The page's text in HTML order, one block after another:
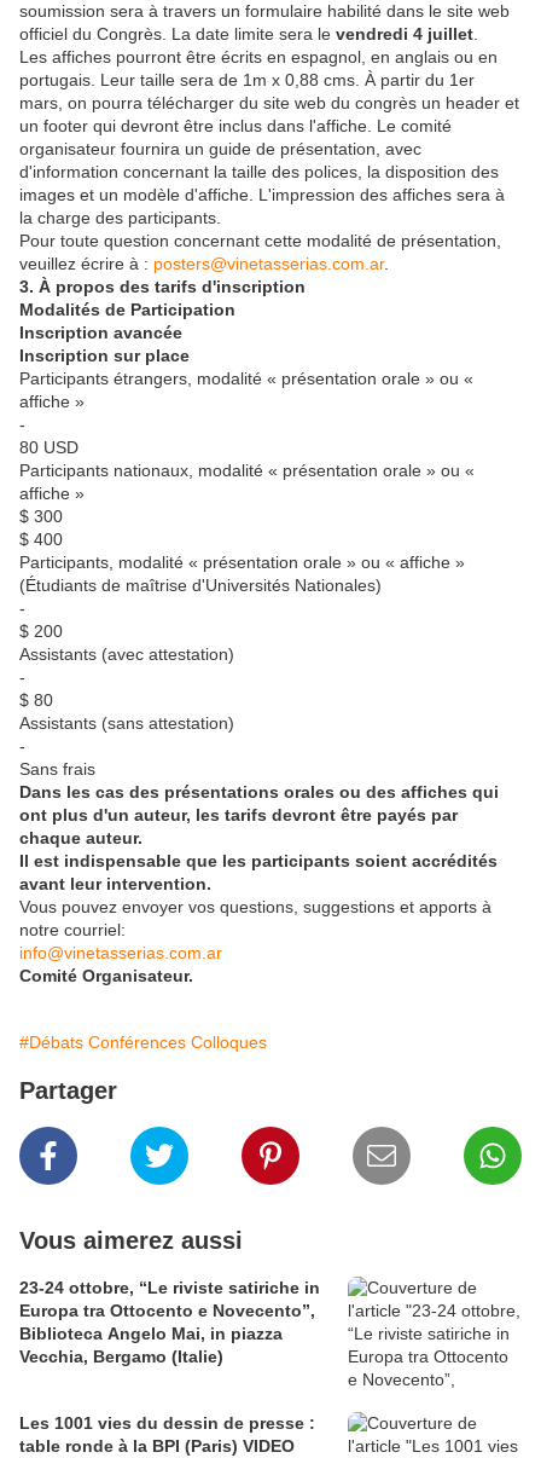
soumission sera à travers un formulaire habilité dans le site web
officiel du Congrès. La date limite sera le vendredi 4 juillet
Les affiches pourront être écrits en espagnol, en anglais ou en
portugais. Leur taille sera de 1m x 0,88 cms. À partir du 1er
mars, on pourra télécharger du site web du congrès un header et
un footer qui devront être inclus dans l'affiche. Le comité
organisateur fournira un guide de présentation, avec
d'information concernant la taille des polices, la disposition des
images et un modèle d'affiche. L'impression des affiches sera à
la charge des participants.
Pour toute question concernant cette modalité de présentation,
veuillez écrire à : posters@vinetasserias.com.ar.
3. À propos des tarifs d'inscription
Modalités de Participation
Inscription avancée
Inscription sur place
Participants étrangers, modalité « présentation orale » ou «
affiche »
-
80 USD
Participants nationaux, modalité « présentation orale » ou «
affiche »
$ 300
$ 400
Participants, modalité « présentation orale » ou « affiche »
(Étudiants de maîtrise d'Universités Nationales)
-
$ 200
Assistants (avec attestation)
-
$ 80
Assistants (sans attestation)
-
Sans frais
Dans les cas des présentations orales ou des affiches qui
ont plus d'un auteur, les tarifs devront être payés par
chaque auteur.
Il est indispensable que les participants soient accrédités
avant leur intervention.
Vous pouvez envoyer vos questions, suggestions et apports à
notre courriel:
info@vinetasserias.com.ar
Comité Organisateur.
#Débats Conférences Colloques
Partager
Vous aimerez aussi
23-24 ottobre, “Le riviste satiriche in
Europa tra Ottocento e Novecento”,
Biblioteca Angelo Mai, in piazza
Vecchia, Bergamo (Italie)
Les 1001 vies du dessin de presse :
table ronde à la BPI (Paris) VIDEO